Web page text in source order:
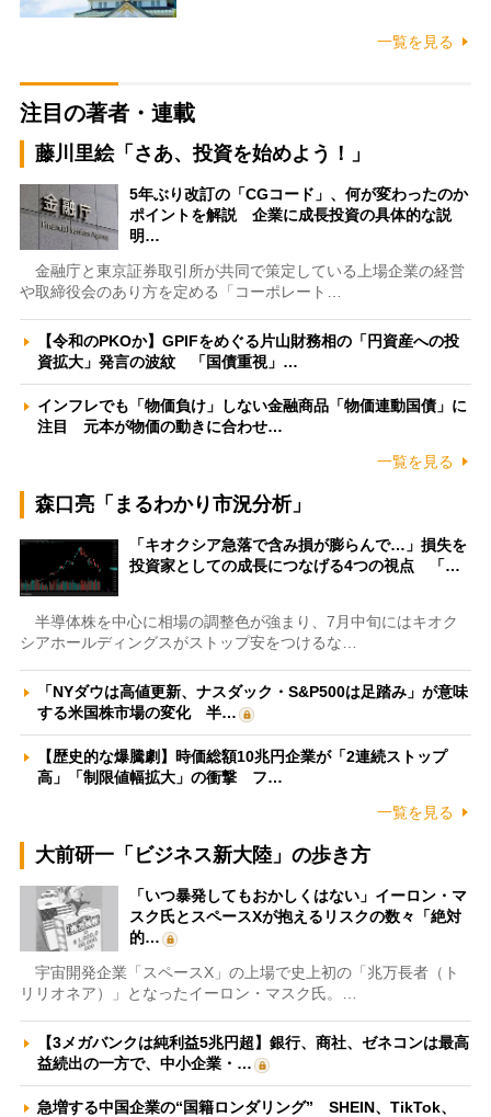
一覧を見る
注目の著者・連載
藤川里絵「さあ、投資を始めよう！」
5年ぶり改訂の「CGコード」、何が変わったのか
ポイントを解説 企業に成長投資の具体的な説
明…
金融庁と東京証券取引所が共同で策定している上場企業の経営
や取締役会のあり方を定める「コーポレート…
【令和のPKOか】GPIFをめぐる片山財務相の「円資産への投
資拡大」発言の波紋 「国債重視」…
インフレでも「物価負け」しない金融商品「物価連動国債」に
注目 元本が物価の動きに合わせ…
一覧を見る
森口亮「まるわかり市況分析」
「キオクシア急落で含み損が膨らんで…」損失を
投資家としての成長につなげる4つの視点 「…
半導体株を中心に相場の調整色が強まり、7月中旬にはキオク
シアホールディングスがストップ安をつけるな…
「NYダウは高値更新、ナスダック・S&P500は足踏み」が意味
する米国株市場の変化 半…
【歴史的な爆騰劇】時価総額10兆円企業が「2連続ストップ
高」「制限値幅拡大」の衝撃 フ…
一覧を見る
大前研一「ビジネス新大陸」の歩き方
「いつ暴発してもおかしくはない」イーロン・マ
スク氏とスペースXが抱えるリスクの数々「絶対
的…
宇宙開発企業「スペースX」の上場で史上初の「兆万長者（ト
リリオネア）」となったイーロン・マスク氏。…
【3メガバンクは純利益5兆円超】銀行、商社、ゼネコンは最高
益続出の一方で、中小企業・…
急増する中国企業の“国籍ロンダリング” SHEIN、TikTok、